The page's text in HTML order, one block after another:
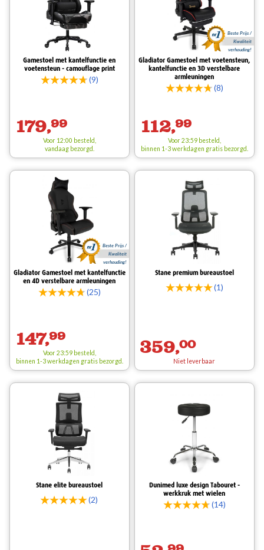
Gamestoel met kantelfunctie en
voetensteun - camouflage print
(9)
179,99
Voor 12:00 besteld,
vandaag bezorgd.
Beste Prijs /
Kwaliteit
verhouding!
Gladiator Gamestoel met voetensteun,
kantelfunctie en 3D verstelbare
armleuningen
(8)
112,99
Voor 23:59 besteld,
binnen 1-3 werkdagen gratisbezorgd.
Beste Prijs /
Kwaliteit
verhouding!
Gladiator Gamestoel met kantelfunctie
en 4D verstelbare armleuningen
(25)
147,99
Voor 23:59 besteld,
binnen 1-3 werkdagen gratisbezorgd.
Stane premium bureaustoel
(1)
359,00
Niet leverbaar
Stane elite bureaustoel
(2)
Dunimed luxe design Tabouret -
werkkruk met wielen
(14)